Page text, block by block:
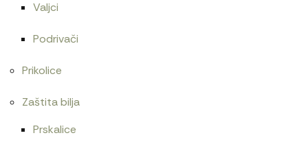
Valjci
Podrivači
Prikolice
Zaštita bilja
Prskalice
3.000